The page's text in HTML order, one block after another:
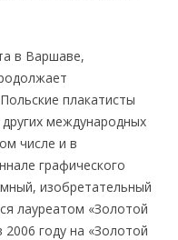
в Варшаве,
плакатисты
международных
числе и в
графического
изобретательный
лауреатом «Золотой
2006 году на «Золотой